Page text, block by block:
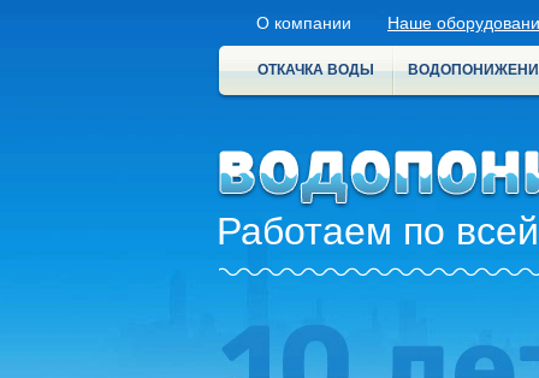
О компании Наше
ОТКАЧКА ВОДЫ
Работаем по